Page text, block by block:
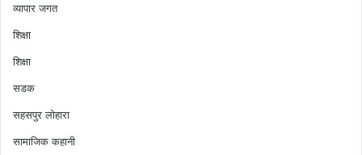
व्यापार जगत
शिक्षा
शिक्षा
सडक
सहसपुर लोहारा
सामाजिक कहानी